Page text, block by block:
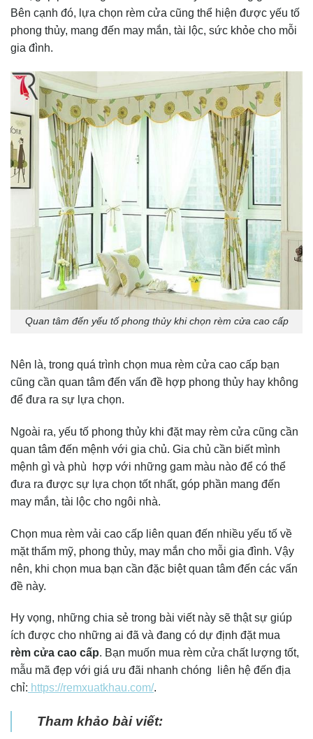
Bên cạnh đó, lựa chọn rèm cửa cũng thể hiện được yếu tố
phong thủy, mang đến may mắn, tài lộc, sức khỏe cho mỗi
gia đình.
Quan tâm đến yếu tố phong thủy khi chọn rèm cửa cao cấp
Nên là, trong quá trình chọn mua rèm cửa cao cấp bạn
cũng cần quan tâm đến vấn đề hợp phong thủy hay không
để đưa ra sự lựa chọn.
Ngoài ra, yếu tố phong thủy khi đặt may rèm cửa cũng cần
quan tâm đến mệnh với gia chủ. Gia chủ cần biết mình
mệnh gì và phù hợp với những gam màu nào để có thể
đưa ra được sự lựa chọn tốt nhất, góp phần mang đến
may mắn, tài lộc cho ngôi nhà.
Chọn mua rèm vải cao cấp liên quan đến nhiều yếu tố về
mặt thẩm mỹ, phong thủy, may mắn cho mỗi gia đình. Vậy
nên, khi chọn mua bạn cần đặc biệt quan tâm đến các vấn
đề này.
Hy vọng, những chia sẻ trong bài viết này sẽ thật sự giúp
ích được cho những ai đã và đang có dự định đặt mua
rèm cửa cao cấp. Bạn muốn mua rèm cửa chất lượng tốt,
mẫu mã đẹp với giá ưu đãi nhanh chóng liên hệ đến địa
chỉ: https://remxuatkhau.com/.
Tham khảo bài viết: